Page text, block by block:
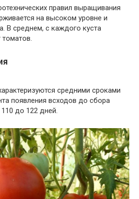
правил выращивания
на высоком уровне и
В среднем, с каждого куста
томатов.
средними сроками
появления всходов до сбора
до 122 дней.